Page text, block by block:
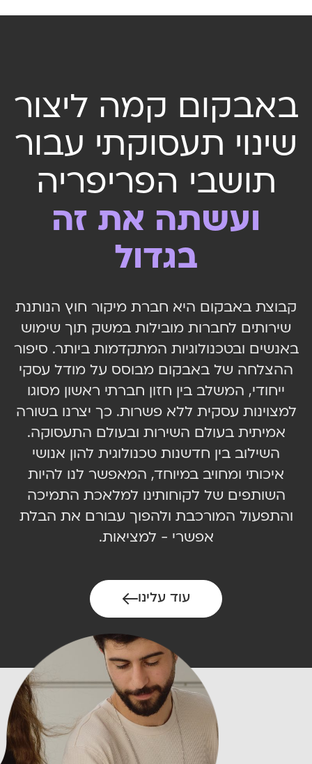
באבקום קמה ליצור
שינוי תעסוקתי עבור
תושבי הפריפריה
ועשתה את זה
בגדול
קבוצת באבקום היא חברת מיקור חוץ הנותנת
שירותים לחברות מובילות במשק תוך שימוש
באנשים ובטכנולוגיות המתקדמות ביותר. סיפור
ההצלחה של באבקום מבוסס על מודל עסקי
ייחודי, המשלב בין חזון חברתי ראשון מסוגו
למצוינות עסקית ללא פשרות. כך יצרנו בשורה
אמיתית בעולם השירות ובעולם התעסוקה.
השילוב בין חדשנות טכנולוגית להון אנושי
איכותי ומחויב במיוחד, המאפשר לנו להיות
השותפים של לקוחותינו למלאכת התמיכה
והתפעול המורכבת ולהפוך עבורם את הבלת
אפשרי - למציאות.
עוד עלינו